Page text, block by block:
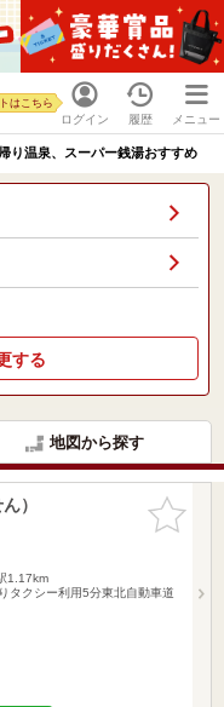
ログイン
はこちら
履歴 メニュー
り温泉、スーパー銭湯おすすめ
する
地図から探す
お気に入
りに追加
）
1.17km
タクシー利用5分東北自動車道